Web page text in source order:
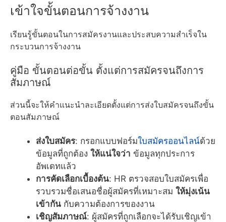
เข้าใจขั้นตอนการจ้างงาน
เรียนรู้ขั้นตอนในการสมัครงานและประสบความสำเร็จใน
กระบวนการจ้างงาน
คู่มือ ขั้นตอนต่อขั้น ตั้งแต่การสมัครจนถึงการ
สัมภาษณ์
ส่วนนี้จะให้คำแนะนำละเอียดตั้งแต่การส่งใบสมัครจนถึงขั้น
ตอนสัมภาษณ์
ส่งใบสมัคร: กรอกแบบฟอร์มใบสมัครออนไลน์ด้วย
ข้อมูลที่ถูกต้อง ให้แน่ใจว่า ข้อมูลทุกประการ
อัพเดทแล้ว
การคัดเลือกเบื้องต้น: HR ตรวจสอบใบสมัครเพื่อ
รวบรวมชื่อเสนอชื่อผู้สมัครที่เหมาะสม ให้มุ่งเน้น
เข้ากัน กับความต้องการของงาน
เชิญสัมภาษณ์: ผู้สมัครที่ถูกเลือกจะได้รับเชิญเข้า